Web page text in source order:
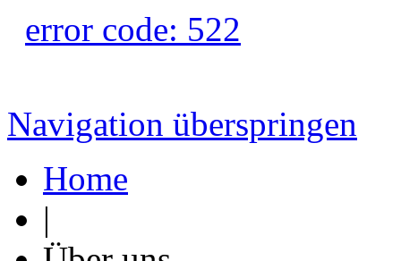
error code: 522
Navigation überspringen
Home
|